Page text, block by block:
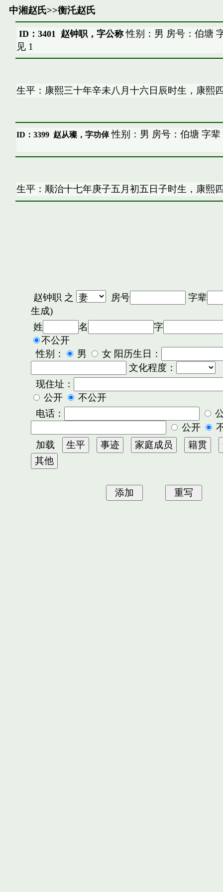
中湘赵氏>>衡汑赵氏
ID：3401 赵钟职，字公称性别：男 房号：伯塘
见 1
生平：康熙三十年辛未八月十六日辰时生，康熙
ID：3399 赵从璨，字功倬性别：男 房号：伯塘 字辈
生平：顺治十七年庚子五月初五日子时生，康熙
赵钟职 之 房号
字辈
生成)
姓
名
字
不公开
性别：
男
女 阳历生日：
文化程度：
现住址：
公开
不公开
电话：
公开
加载